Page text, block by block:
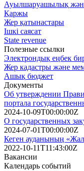
Ауылшаруашылық
Қаржы
Жер қатынастары
Ішкі саясат
State revenue
Полезные ссылки
Электрондық еңбек
Жер кадастры және
Ашық бюджет
Документы
Об утверждении
портала
2024-10-09T00:00:00Z
О государственных
2024-07-01T00:00:00Z
Кеген ауданының
2022-10-11T11:43:00Z
Вакансии
Календарь событий